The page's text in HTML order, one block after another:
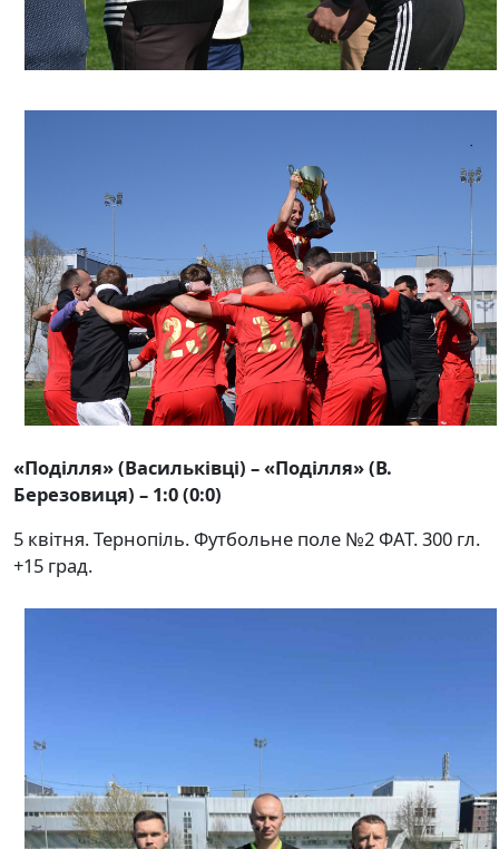
«Поділля» (Васильківці) – «Поділля» (В.
Березовиця) – 1:0 (0:0)
5 квітня. Тернопіль. Футбольне поле №2 ФАТ. 300 гл.
+15 град.